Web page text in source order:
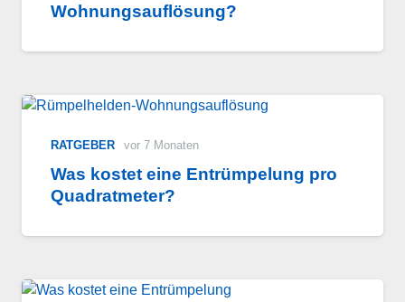
Wohnungsauflösung?
RATGEBER vor 7 Monaten
Was kostet eine Entrümpelung pro
Quadratmeter?